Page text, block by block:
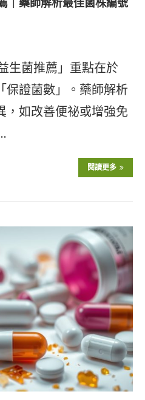
生菌推薦」重點在於
保證菌數」。藥師解析
，如改善便祕或增強免
閱讀更多